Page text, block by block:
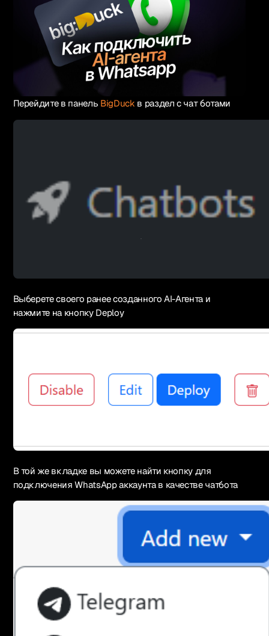
Вступить в Telegram
Связаться
Перейдите в панель BigDuck в раздел с чат ботами
Выберете своего ранее созданного AI-Агента и
нажмите на кнопку Deploy
В той же вкладке вы можете найти кнопку для
подключения WhatsApp аккаунта в качестве чатбота